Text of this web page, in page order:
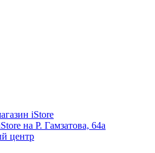
iStore
на Р. Гамзатова, 64а
центр